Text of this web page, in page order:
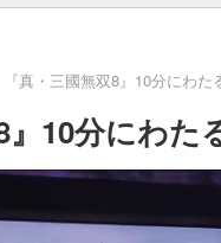
『真・三國無双8』10分にわ
』10分にわ